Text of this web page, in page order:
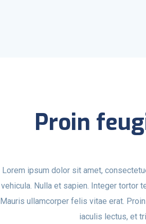
Proin
Lorem ipsum dolor sit amet,
vehicula. Nulla et sapien. Integer tortor
Mauris ullamcorper felis vitae erat.
iaculis lectus, et